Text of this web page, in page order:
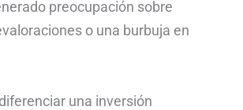
preocupación sobre
o una burbuja en
una inversión